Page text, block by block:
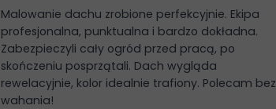
Malowanie dachu zrobione perfekcyjnie. Ekipa
profesjonalna, punktualna i bardzo dokładna.
Zabezpieczyli cały ogród przed pracą, po
skończeniu posprzątali. Dach wygląda
rewelacyjnie, kolor idealnie trafiony. Polecam bez
wahania!